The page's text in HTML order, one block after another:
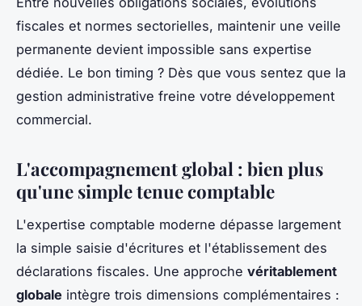
fiscales et normes sectorielles, maintenir une veille
permanente devient impossible sans expertise
dédiée. Le bon timing ? Dès que vous sentez que la
gestion administrative freine votre développement
commercial.
L'accompagnement global : bien plus
qu'une simple tenue comptable
L'expertise comptable moderne dépasse largement
la simple saisie d'écritures et l'établissement des
déclarations fiscales. Une approche véritablement
globale intègre trois dimensions complémentaires :